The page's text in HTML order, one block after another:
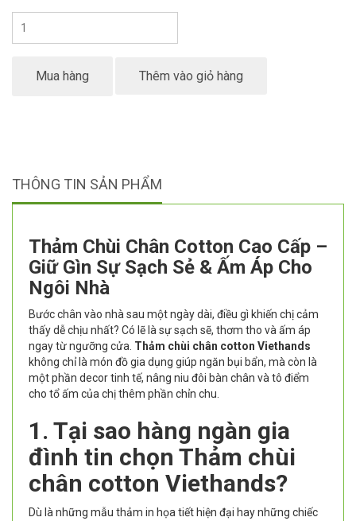
Mua hàng Thêm vào giỏ hàng
THÔNG TIN SẢN PHẨM
Thảm Chùi Chân Cotton Cao Cấp –
Giữ Gìn Sự Sạch Sẻ & Ấm Áp Cho
Ngôi Nhà
Bước chân vào nhà sau một ngày dài, điều gì khiến chị cảm
thấy dễ chịu nhất? Có lẽ là sự sạch sẽ, thơm tho và ấm áp
ngay từ ngưỡng cửa. Thảm chùi chân cotton Viethands
không chỉ là món đồ gia dụng giúp ngăn bụi bẩn, mà còn là
một phần decor tinh tế, nâng niu đôi bàn chân và tô điểm
cho tổ ấm của chị thêm phần chỉn chu.
1. Tại sao hàng ngàn gia
đình tin chọn Thảm chùi
chân cotton Viethands?
Dù là những mẫu thảm in họa tiết hiện đại hay những chiếc